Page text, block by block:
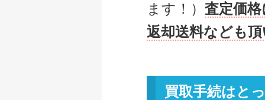
ます！） 査定価
返却送料なども
買取手続はと